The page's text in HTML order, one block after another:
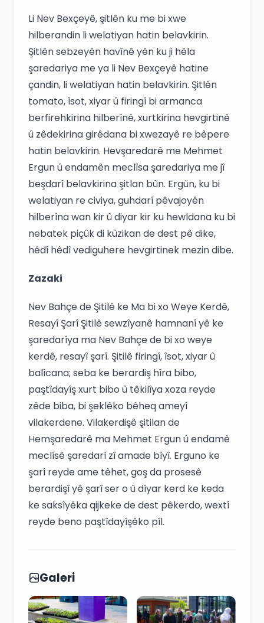
Li Nev Bexçeyê, şitlên ku me bi xwe
hilberandin li welatiyan hatin belavkirin.
Şitlên sebzeyên havînê yên ku ji hêla
şaredariya me ya li Nev Bexçeyê hatine
çandin, li welatiyan hatin belavkirin. Şitlên
tomato, îsot, xiyar û firingî bi armanca
berfirehkirina hilberînê, xurtkirina hevgirtinê
û zêdekirina girêdana bi xwezayê re bêpere
hatin belavkirin. Hevşaredarê me Mehmet
Ergun û endamên meclîsa şaredariya me jî
beşdarî belavkirina şitlan bûn. Ergün, ku bi
welatiyan re civiya, guhdarî pêvajoyên
hilberîna wan kir û diyar kir ku hewldana ku bi
nebatek piçûk di kûzikan de dest pê dike,
hêdî hêdî vediguhere hevgirtinek mezin dibe.
Zazaki
Nev Bahçe de Şitilê ke Ma bi xo Weye Kerdê,
Resayî Şarî Şitilê sewzîyanê hamnanî yê ke
şaredarîya ma Nev Bahçe de bi xo weye
kerdê, resayî şarî. Şitilê firingî, îsot, xiyar û
balîcana; seba ke berardiş hîra bibo,
paştîdayîş xurt bibo û têkilîya xoza reyde
zêde biba, bi şeklêko bêheq ameyî
vilakerdene. Vilakerdişê şitilan de
Hemşaredarê ma Mehmet Ergun û endamê
meclîsê şaredarî zî amade bîyî. Erguno ke
şarî reyde ame têhet, goş da prosesê
berardişî yê şarî ser o û dîyar kerd ke keda
ke saksîyêka qijkeke de dest pêkerdo, wextî
reyde beno paştîdayîşêko pîl.
Galeri